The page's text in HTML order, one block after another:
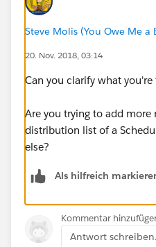
Steve Molis (You Owe Me a
20. Nov. 2018, 03:14
Can you clarify what
Are you trying to add
distribution list of a
else?
Als hilfreich
Kommentar
Antwort